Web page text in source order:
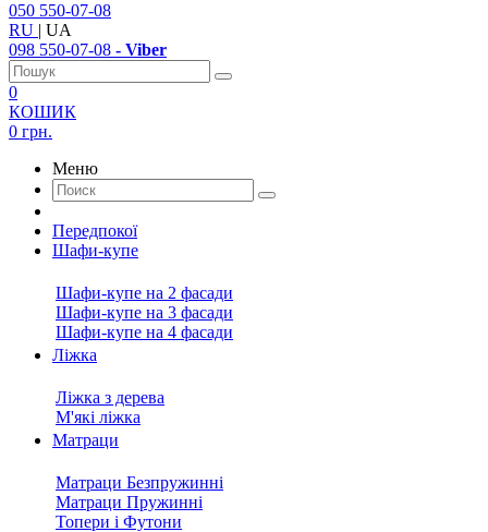
050 550-07-08
RU | UA
098 550-07-08 - Viber
0
КОШИК
0 грн.
Меню
Передпокої
Шафи-купе
Шафи-купе на 2 фасади
Шафи-купе на 3 фасади
Шафи-купе на 4 фасади
Ліжка
Ліжка з дерева
М'які ліжка
Матраци
Матраци Безпружинні
Матраци Пружинні
Топери і Футони